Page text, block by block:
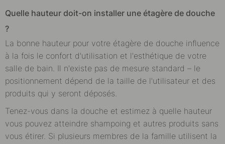
Quelle hauteur doit-on installer une étagère de douche
?
La bonne hauteur pour votre étagère de douche influence
à la fois le confort d'utilisation et l'esthétique de votre
salle de bain. Il n'existe pas de mesure standard – le
positionnement dépend de la taille de l'utilisateur et des
produits qui y seront déposés.
Tenez-vous dans la douche et estimez à quelle hauteur
vous pouvez atteindre shampoing et autres produits sans
vous étirer. Si plusieurs membres de la famille utilisent la